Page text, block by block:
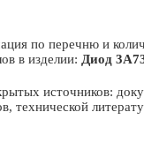
по перечню и
в изделии: Диод
источников:
технической